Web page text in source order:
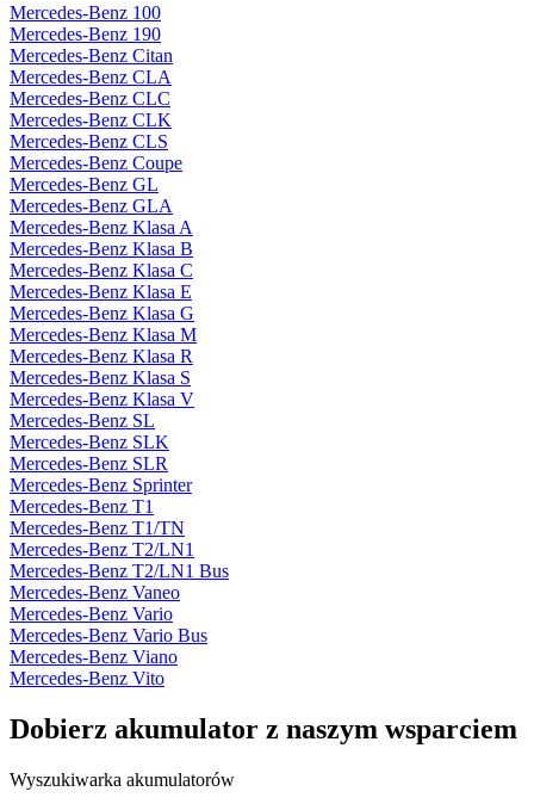
Mercedes-Benz 100
Mercedes-Benz 190
Mercedes-Benz Citan
Mercedes-Benz CLA
Mercedes-Benz CLC
Mercedes-Benz CLK
Mercedes-Benz CLS
Mercedes-Benz Coupe
Mercedes-Benz GL
Mercedes-Benz GLA
Mercedes-Benz Klasa A
Mercedes-Benz Klasa B
Mercedes-Benz Klasa C
Mercedes-Benz Klasa E
Mercedes-Benz Klasa G
Mercedes-Benz Klasa M
Mercedes-Benz Klasa R
Mercedes-Benz Klasa S
Mercedes-Benz Klasa V
Mercedes-Benz SL
Mercedes-Benz SLK
Mercedes-Benz SLR
Mercedes-Benz Sprinter
Mercedes-Benz T1
Mercedes-Benz T1/TN
Mercedes-Benz T2/LN1
Mercedes-Benz T2/LN1 Bus
Mercedes-Benz Vaneo
Mercedes-Benz Vario
Mercedes-Benz Vario Bus
Mercedes-Benz Viano
Mercedes-Benz Vito
Dobierz akumulator z naszym wsparciem
Wyszukiwarka akumulatorów